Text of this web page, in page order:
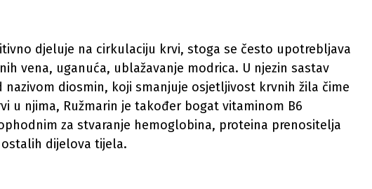
djeluje na cirkulaciju krvi, stoga se često upotrebljava
vena, uganuća, ublažavanje modrica. U njezin sastav
nazivom diosmin, koji smanjuje osjetljivost krvnih žila čime
u njima, Ružmarin je također bogat vitaminom B6
za stvaranje hemoglobina, proteina prenositelja
dijelova tijela.